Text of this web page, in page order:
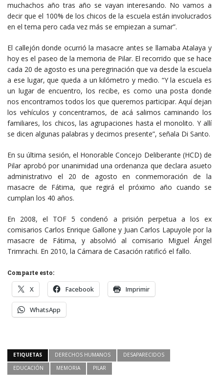
muchachos año tras año se vayan interesando. No vamos a
decir que el 100% de los chicos de la escuela están involucrados
en el tema pero cada vez más se empiezan a sumar”.
El callejón donde ocurrió la masacre antes se llamaba Atalaya y
hoy es el paseo de la memoria de Pilar. El recorrido que se hace
cada 20 de agosto es una peregrinación que va desde la escuela
a ese lugar, que queda a un kilómetro y medio. “Y la escuela es
un lugar de encuentro, los recibe, es como una posta donde
nos encontramos todos los que queremos participar. Aquí dejan
los vehículos y concentramos, de acá salimos caminando los
familiares, los chicos, las agrupaciones hasta el monolito. Y allí
se dicen algunas palabras y decimos presente”, señala Di Santo.
En su última sesión, el Honorable Concejo Deliberante (HCD) de
Pilar aprobó por unanimidad una ordenanza que declara asueto
administrativo el 20 de agosto en conmemoración de la
masacre de Fátima, que regirá el próximo año cuando se
cumplan los 40 años.
En 2008, el TOF 5 condenó a prisión perpetua a los ex
comisarios Carlos Enrique Gallone y Juan Carlos Lapuyole por la
masacre de Fátima, y absolvió al comisario Miguel Ángel
Trimrachi. En 2010, la Cámara de Casación ratificó el fallo.
Comparte esto:
X Facebook Imprimir
WhatsApp
ETIQUETAS DERECHOS HUMANOS
DESAPARECIDOS
EDUCACIÓN
MEMORIA PILAR